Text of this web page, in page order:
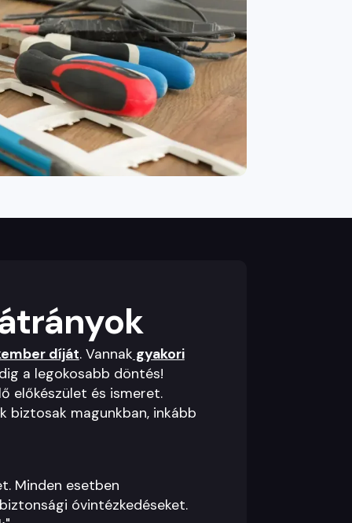
díját. Vannak gyakori
a legokosabb döntés!
előkészület és ismeret.
biztosak magunkban, inkább
Minden esetben
óvintézkedéseket.